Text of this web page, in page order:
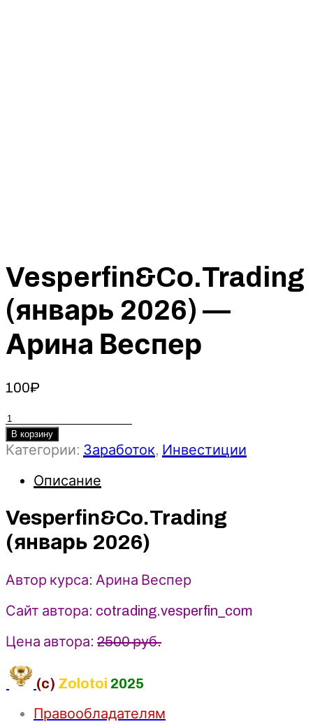
Vesperfin&Co.Trading
(январь 2026) —
Арина Веспер
100₽
Количество
товара
Vesperfin&Co.Trading
2026)
Арина
Веспер
В корзину
Категории: Заработок, Инвестиции
Описание
Vesperfin&Co.Trading
(январь 2026)
Автор курса: Арина Веспер
Сайт автора: cotrading.vesperfin_com
Цена автора: 2500 руб.
(c) Zolotoi 2025
Правообладателям